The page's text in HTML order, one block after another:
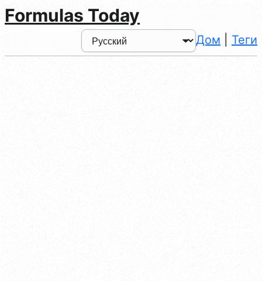
Formulas Today
Дом Теги